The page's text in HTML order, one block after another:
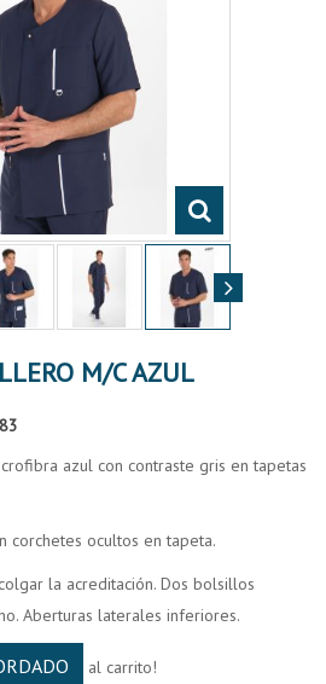
M/C AZUL
azul con contraste gris en tapetas
corchetes ocultos en tapeta.
la acreditación. Dos bolsillos
Aberturas laterales inferiores.
al carrito!